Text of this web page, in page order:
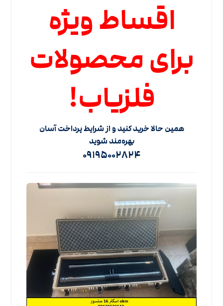
اقساط ویژه
برای محصولات
فلزیاب!
همین حالا خرید کنید و از شرایط پرداخت آسان
بهره‌مند شوید
۰۹۱۹۵۰۰۲۸۲۴